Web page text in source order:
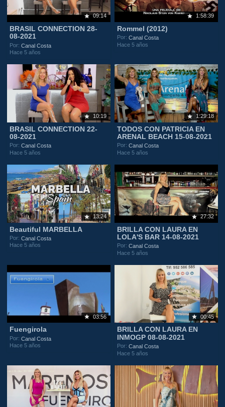
09:14
BRASIL CONNECTION 28-
08-2021
Por:Canal Costa
Hace 5 años
1:58:39
Rommel (2012)
Por:Canal Costa
Hace 5 años
10:19
BRASIL CONNECTION 22-
08-2021
Por:Canal Costa
Hace 5 años
1:29:18
TODOS CON PATRICIA EN
ARENAL BEACH 15-08-2021
Por:Canal Costa
Hace 5 años
13:24
Beautiful MARBELLA
Por:Canal Costa
Hace 5 años
27:32
BRILLA CON LAURA EN
LOLA'S BAR 14-08-2021
Por:Canal Costa
Hace 5 años
03:56
Fuengirola
Por:Canal Costa
Hace 5 años
00:45
BRILLA CON LAURA EN
INMOGP 08-08-2021
Por:Canal Costa
Hace 5 años